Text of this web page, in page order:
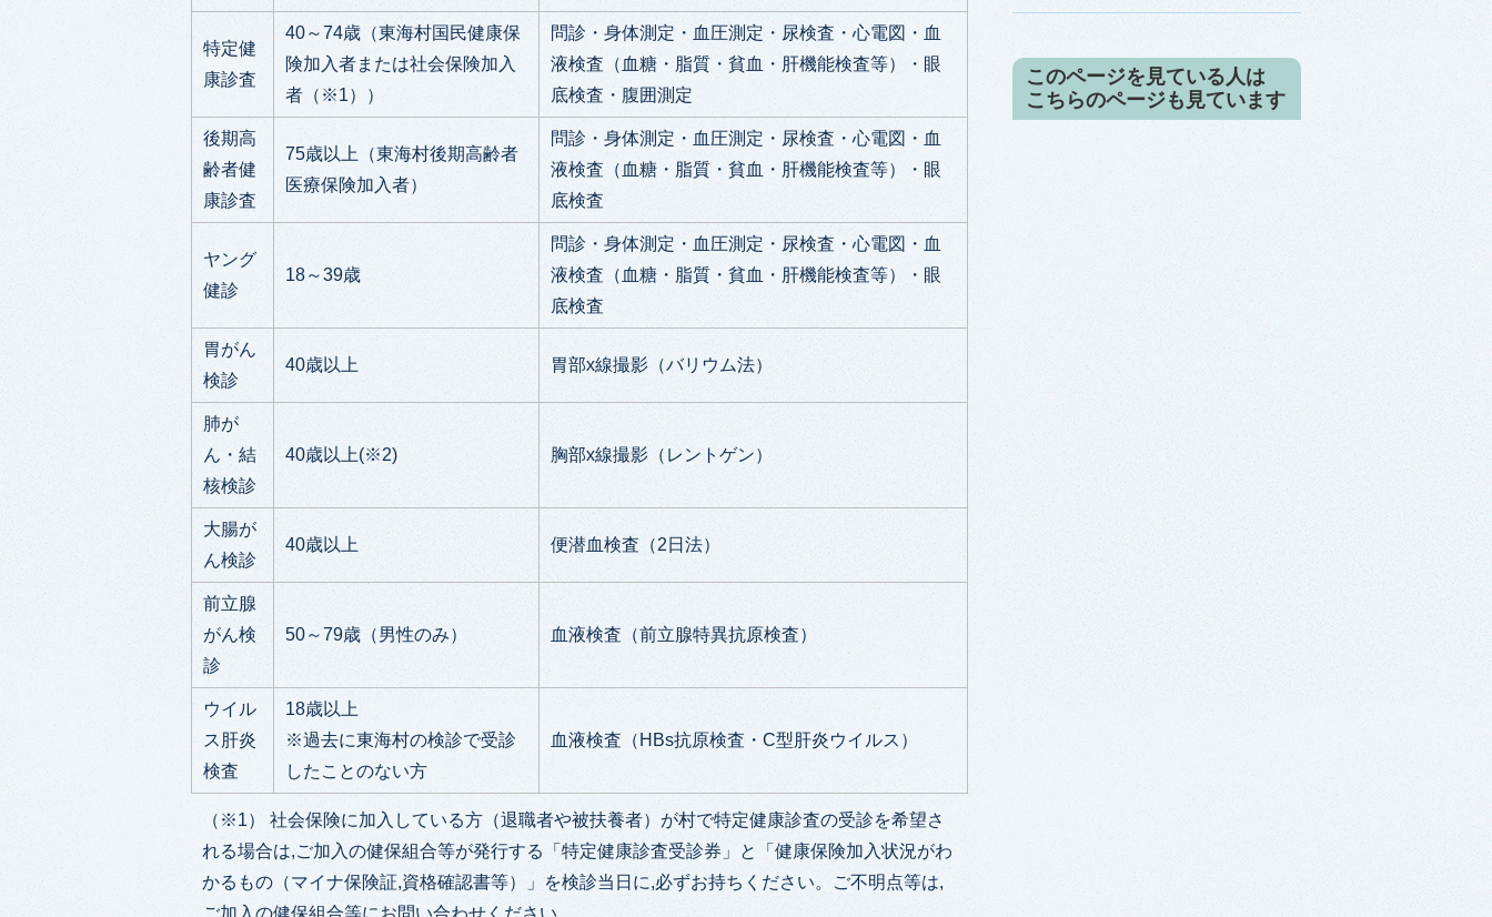
特定健
康診査
40～74歳（東海村国民健康保
険加入者または社会保険加入
者（※1））
問診・身体測定・血圧測定・尿検査・心電図・血
液検査（血糖・脂質・貧血・肝機能検査等）・眼
底検査・腹囲測定
後期高
齢者健
康診査
75歳以上（東海村後期高齢者
医療保険加入者）
問診・身体測定・血圧測定・尿検査・心電図・血
液検査（血糖・脂質・貧血・肝機能検査等）・眼
底検査
ヤング
健診
18～39歳
問診・身体測定・血圧測定・尿検査・心電図・血
液検査（血糖・脂質・貧血・肝機能検査等）・眼
底検査
胃がん
検診
40歳以上 胃部x線撮影（バリウム法）
肺が
ん・結
核検診
40歳以上(※2) 胸部x線撮影（レントゲン）
大腸が
ん検診
40歳以上 便潜血検査（2日法）​​​​​​
前立腺
がん検
診
50～79歳（男性のみ） 血液検査（前立腺特異抗原検査）
ウイル
ス肝炎
検査
18歳以上
※過去に東海村の検診で受診
したことのない方
血液検査（HBs抗原検査・C型肝炎ウイルス）
（※1） 社会保険に加入している方（退職者や被扶養者）が村で特定健康診査の受診を希望さ
れる場合は,ご加入の健保組合等が発行する「特定健康診査受診券」と「健康保険加入状況がわ
かるもの（マイナ保険証,資格確認書等）」を検診当日に,必ずお持ちください。ご不明点等は,
ご加入の健保組合等にお問い合わせください。
このページを見ている人は
こちらのページも見ています